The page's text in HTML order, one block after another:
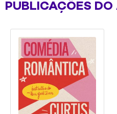
PUBLICAÇÕES DO